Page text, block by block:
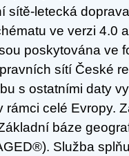
sítě-letecká
ve verzi 4.0
poskytována ve
sítí České
s ostatními daty
rámci celé Evropy.
báze
Služba